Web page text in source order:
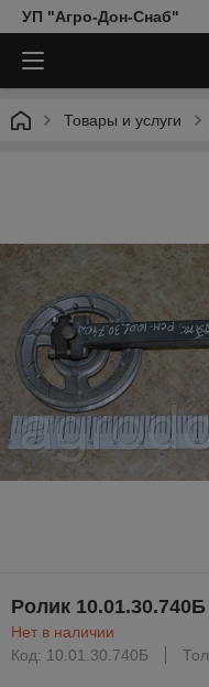
УП "Агро-Дон-Снаб"
Товары и услуги
Ролик 10.01.30.740Б
Нет в наличии
Код: 10.01.30.740Б